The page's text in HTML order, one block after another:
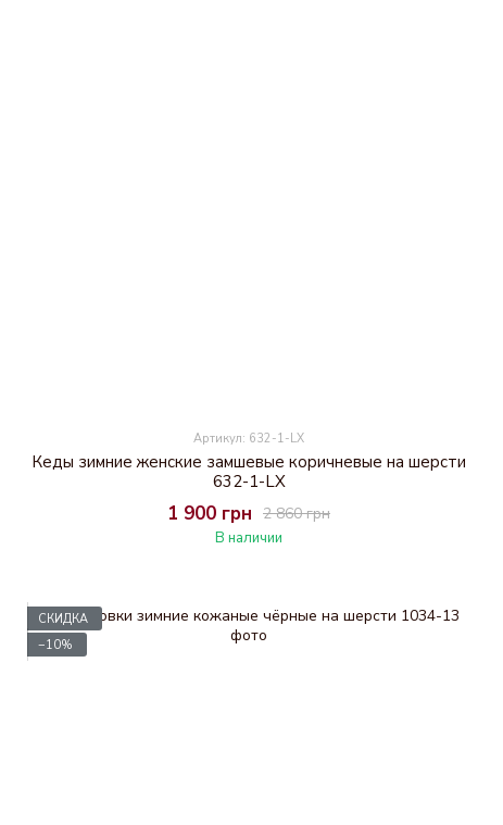
Артикул: 632-1-LX
Кеды зимние женские замшевые коричневые на шерсти
632-1-LX
2 860 грн
1 900 грн
В наличии
СКИДКА
−10%